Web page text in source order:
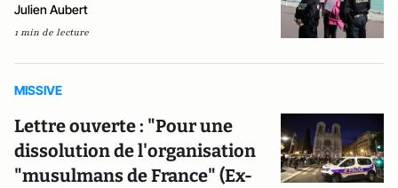
Julien Aubert
1 min de lecture
MISSIVE
Lettre ouverte : "Pour une
dissolution de l'organisation
"musulmans de France" (Ex-